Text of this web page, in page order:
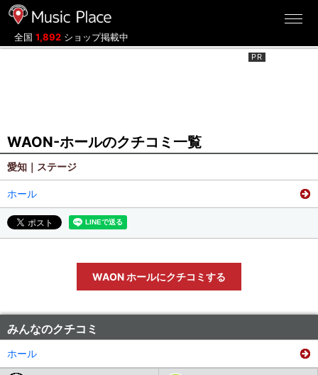
全国 1,892 ショップ掲載中
WAON-ホールのクチコミ一覧
愛知｜ステージ
ホール
WAON ホールにクチコミする
みんなのクチコミ
ホール